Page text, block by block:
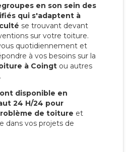
en son sein des
qui s'adaptent à
se trouvant devant
sur votre toiture.
quotidiennement et
à vos besoins sur la
à Coingt ou autres
disponible en
24 H/24 pour
de toiture et
dans vos projets de